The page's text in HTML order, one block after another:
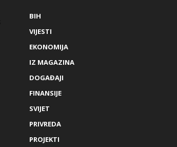
BIH
VIJESTI
EKONOMIJA
IZ MAGAZINA
DOGAĐAJI
FINANSIJE
SVIJET
PRIVREDA
PROJEKTI